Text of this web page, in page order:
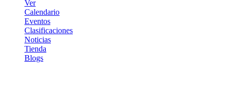
Ver
Calendario
Eventos
Clasificaciones
Noticias
Tienda
Blogs